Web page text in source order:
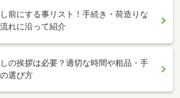
前にする事リスト！手続き・荷造りな
れに沿って紹介
の挨拶は必要？適切な時間や粗品・手
選び方